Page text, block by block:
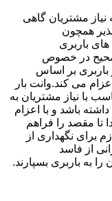
نیاز مشتریان گاهی
همچون
باربری
صحیح در خصوص
باربری بر اساس
می کند.وانت بار
با نیاز مشتریان به
باشد و با اعزام
تا مقصد را فراهم
برای نگهداری از
از فاسد
به باربری بسپارند.